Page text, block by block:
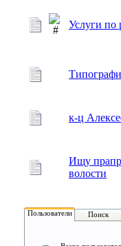
Услуги по
к-ц
Ищу
волости
Пользователи Поиск